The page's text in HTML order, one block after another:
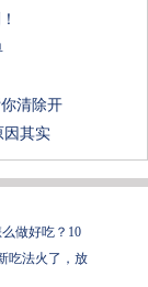
清除开
因其实
做好吃？10
吃法火了，放